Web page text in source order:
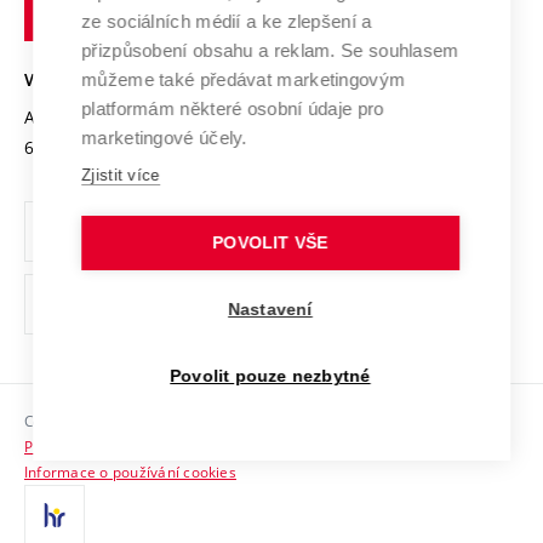
Open Science
Projekty
Projekty ze strukturálních fondů
Specifický výzkum
Mezinárodní dohody
Univerzitní sítě
Podnikavá univerzita / ContriBUTe
Bezpečná univerzita
Vyznamenání
Organizační struktura
Ochrana osobních údajů
odkaz)
Sociální bezpečí
HR Award
Kontakty
technické
VYSOKÉ UČENÍ TECHNICKÉ V BRNĚ
Antonínská 548/1
602 00 Brno
www.vut.cz
vut@vutbr.cz
Copyright © 2026 VUT
Prohlášení o přístupnosti
Informace o používání cookies
ze sociálních médií a ke zlepšení a
přizpůsobení obsahu a reklam. Se souhlasem
můžeme také předávat marketingovým
platformám některé osobní údaje pro
marketingové účely.
Zjistit více
POVOLIT VŠE
Nastavení
Povolit pouze nezbytné